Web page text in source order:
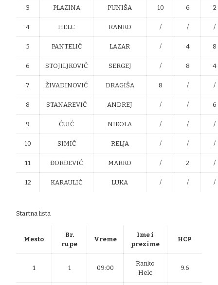
3 PLAZINA PUNIŠA 10 6 2
4 HELC RANKO / / /
5 PANTELIĆ LAZAR / 4 8
6 STOJILJKOVIĆ SERGEJ / 8 4
7 ŽIVADINOVIĆ DRAGIŠA 8 / /
8 STANAREVIĆ ANDREJ / / 6
9 ĆUIĆ NIKOLA / / /
10 SIMIĆ RELJA / / /
11 ĐORĐEVIĆ MARKO / 2 /
12 KARAULIĆ LUKA / / /
Startna lista
Mesto
Br.
rupe
Vreme
Ime i
prezime
HCP
1 1 09:00
Ranko
Helc
9.6